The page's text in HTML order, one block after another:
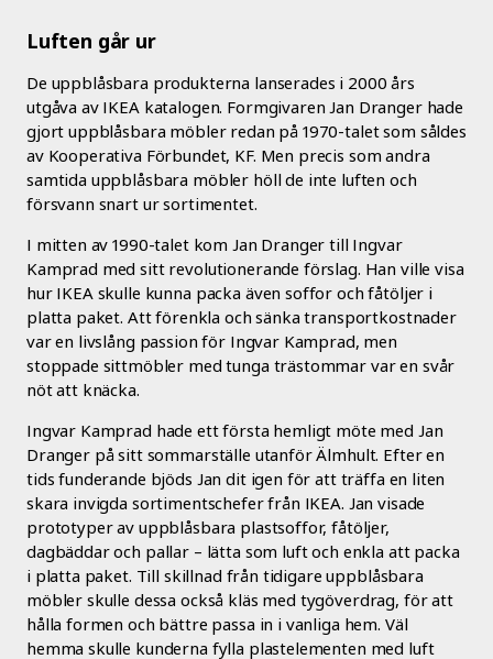
Luften går ur
De uppblåsbara produkterna lanserades i 2000 års
utgåva av IKEA katalogen. Formgivaren Jan Dranger hade
gjort uppblåsbara möbler redan på 1970-talet som såldes
av Kooperativa Förbundet, KF. Men precis som andra
samtida uppblåsbara möbler höll de inte luften och
försvann snart ur sortimentet.
I mitten av 1990-talet kom Jan Dranger till Ingvar
Kamprad med sitt revolutionerande förslag. Han ville visa
hur IKEA skulle kunna packa även soffor och fåtöljer i
platta paket. Att förenkla och sänka transportkostnader
var en livslång passion för Ingvar Kamprad, men
stoppade sittmöbler med tunga trästommar var en svår
nöt att knäcka.
Ingvar Kamprad hade ett första hemligt möte med Jan
Dranger på sitt sommarställe utanför Älmhult. Efter en
tids funderande bjöds Jan dit igen för att träffa en liten
skara invigda sortimentschefer från IKEA. Jan visade
prototyper av uppblåsbara plastsoffor, fåtöljer,
dagbäddar och pallar – lätta som luft och enkla att packa
i platta paket. Till skillnad från tidigare uppblåsbara
möbler skulle dessa också kläs med tygöverdrag, för att
hålla formen och bättre passa in i vanliga hem. Väl
hemma skulle kunderna fylla plastelementen med luft